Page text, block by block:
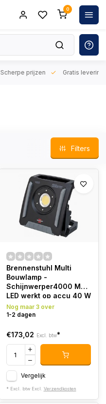
0
Scherpe prijzen Gratis levering
Filters
Brennenstuhl Multi
Bouwlamp -
Schijnwerper4000 MA
LED werkt op accu 40 W
4500 lm
Nog maar 3 over
1-2 dagen
€173,02 Excl. btw*
Vergelijk
* Excl. btw Excl. Verzendkosten